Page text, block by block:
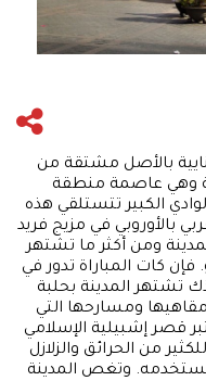
بالأصل مشتقة من
وهي عاصمة منطقة
الكبير تتستلقي هذه
بالأوروبي في مزيج فريد
ومن أكثر ما تشتهر
كات المباراة تدور في
تشتهر المدينة بحلبة
مقاهيها ومسارحها التي
قصر إشبيلية الإسلامي
من الحرائق والزلازل
تستخدمه. وتغص المدينة